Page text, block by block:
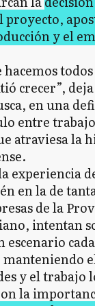
proyecto,
y el
hacemos
crecer”,
en una
entre
atraviesa la
experiencia
en la de
de la
intentan
escenario
y el trabajo
la